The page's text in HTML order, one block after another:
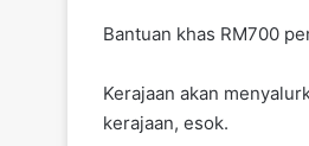
Bantuan khas RM700
Kerajaan akan
kerajaan, esok.